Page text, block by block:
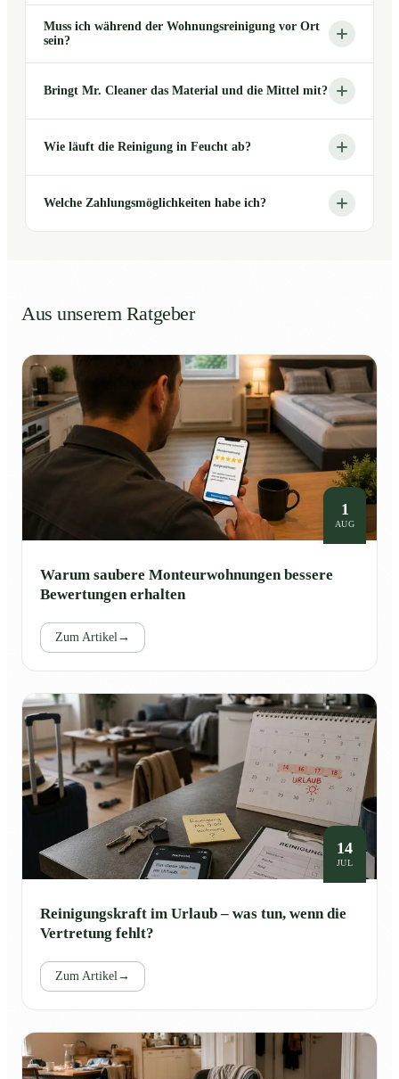
Muss ich während der Wohnungsreinigung vor Ort
sein?
Bringt Mr. Cleaner das Material und die Mittel mit?
Wie läuft die Reinigung in Feucht ab?
Welche Zahlungsmöglichkeiten habe ich?
Aus unserem Ratgeber
1
AUG
Warum saubere Monteurwohnungen bessere
Bewertungen erhalten
Zum Artikel →
14
JUL
Reinigungskraft im Urlaub – was tun, wenn die
Vertretung fehlt?
Zum Artikel →